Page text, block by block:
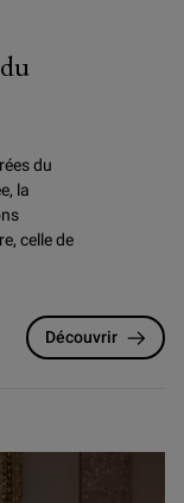
du
la
celle de
Découvrir